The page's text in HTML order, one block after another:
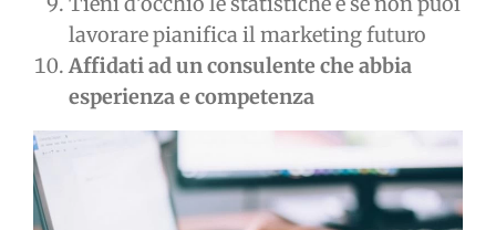
lavorare pianifica il marketing futuro
Affidati ad un consulente che abbia
esperienza e competenza